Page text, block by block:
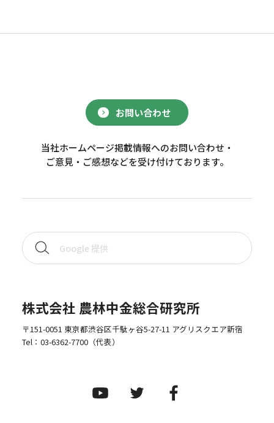
お問い合わせ
当社ホームページ掲載情報へのお問い合わせ・
ご意見・ご感想などを受け付けております。
株式会社 農林中金総合研究所
〒151-0051 東京都渋谷区千駄ヶ谷5-27-11 アグリスクエア新宿
Tel： 03-6362-7700（代表）